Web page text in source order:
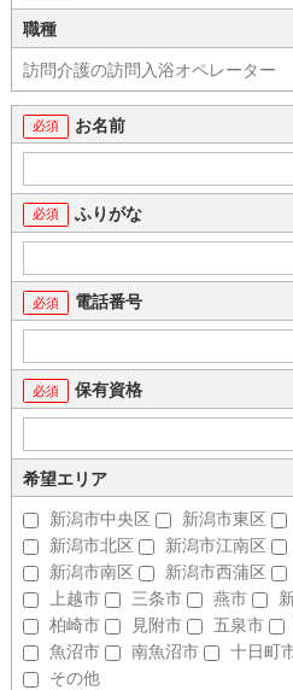
職種
訪問介護の訪問入浴オペレーター
お名前
ふりがな
電話番号
保有資格
希望エリア
新潟市中央区 新潟市東区
新潟市北区
新潟市江南区
新潟市南区
新潟市西蒲区
上越市
三条市 燕市
柏崎市
見附市 五泉市
魚沼市
南魚沼市 十日町
その他